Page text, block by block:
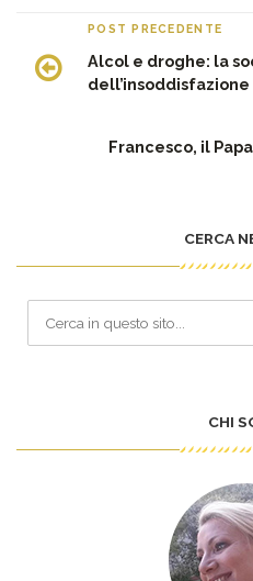
POST PRECEDENTE
Alcol e droghe: la
dell’insoddisfazione
Francesco, il
CERCA
CHI